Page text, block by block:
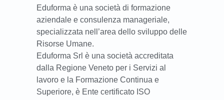
Eduforma è una società di formazione
aziendale e consulenza manageriale,
specializzata nell’area dello sviluppo delle
Risorse Umane.
Eduforma Srl è una società accreditata
dalla Regione Veneto per i Servizi al
lavoro e la Formazione Continua e
Superiore, è Ente certificato ISO